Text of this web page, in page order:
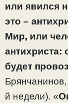
или явился
это –
Мир, или
антихриста:
будет
й недели). «